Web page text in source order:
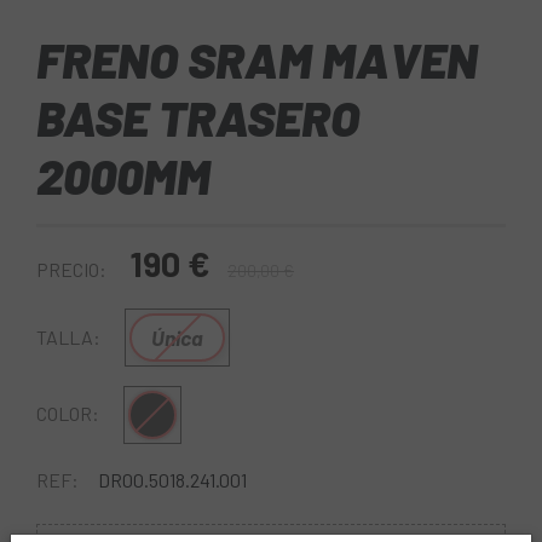
FRENO SRAM MAVEN
BASE TRASERO
2000MM
PRECIO: 190 €
TALLA: Única
COLOR: Negro
REF: DR00.5018.241.001